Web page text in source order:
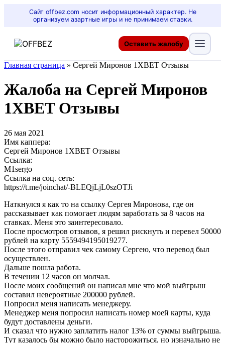
Сайт offbez.com носит информационный характер. Не
организуем азартные игры и не принимаем ставки.
Оставить жалобу
Главная страница » Сергей Миронов 1XBET Отзывы
Жалоба на Сергей Миронов
1XBET Отзывы
26 мая 2021
Имя каппера:
Сергей Миронов 1XBET Отзывы
Ссылка:
M1sergo
Ссылка на соц. сеть:
https://t.me/joinchat/-BLEQjLjL0szOTJi
Наткнулся я как то на ссылку Сергея Миронова, где он
рассказывает как помогает людям заработать за 8 часов на
ставках. Меня это заинтересовало.
После просмотров отзывов, я решил рискнуть и перевел 50000
рублей на карту 5559494195019277.
После этого отправил чек самому Сергею, что перевод был
осуществлен.
Дальше пошла работа.
В течении 12 часов он молчал.
После моих сообщений он написал мне что мой выйгрыш
составил невероятные 200000 рублей.
Попросил меня написать менеджеру.
Менеджер меня попросил написать номер моей карты, куда
будут доставлены деньги.
И сказал что нужно заплатить налог 13% от суммы выйгрыша.
Тут казалось бы можно было насторожиться, но изначально не